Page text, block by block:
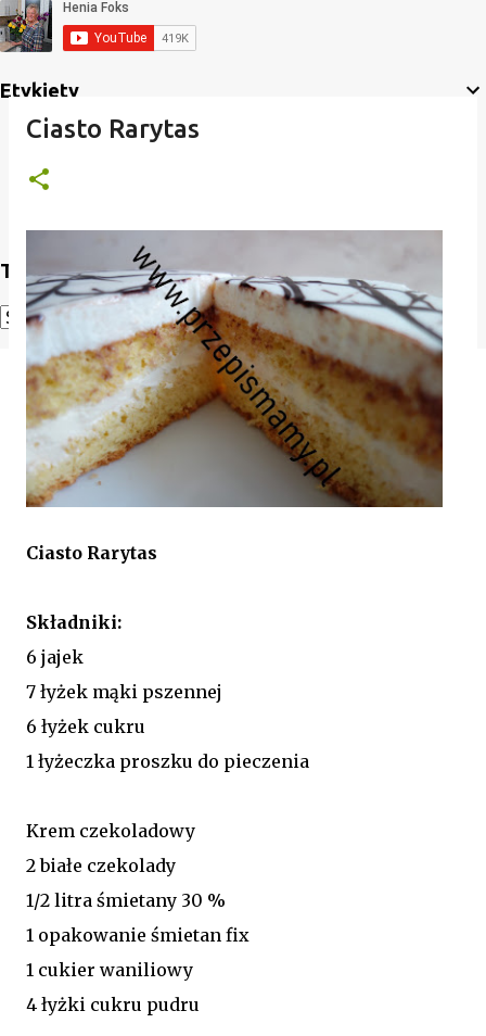
Etykiety
Translate
Powered by Translate
Ciasto Rarytas
Ciasto Rarytas
Składniki:
6 jajek
7 łyżek mąki pszennej
6 łyżek cukru
1 łyżeczka proszku do pieczenia
Krem czekoladowy
2 białe czekolady
1/2 litra śmietany 30 %
1 opakowanie śmietan fix
1 cukier waniliowy
4 łyżki cukru pudru